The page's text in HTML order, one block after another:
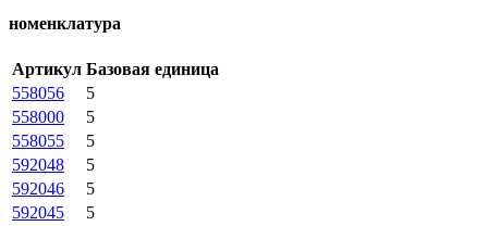
номенклатура
Артикул Базовая единица
558056
5
558000
5
558055
5
592048
5
592046
5
592045
5